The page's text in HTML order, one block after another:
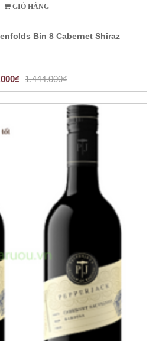
GIỎ HÀNG
Bin 8 Cabernet Shiraz
1.444.000₫